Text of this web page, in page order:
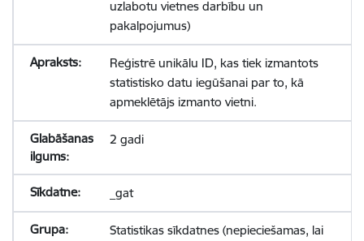
uzlabotu vietnes darbību un
pakalpojumus)
Reģistrē unikālu ID, kas tiek izmantots
statistisko datu iegūšanai par to, kā
apmeklētājs izmanto vietni.
2 gadi
_gat
Statistikas sīkdatnes (nepieciešamas, lai